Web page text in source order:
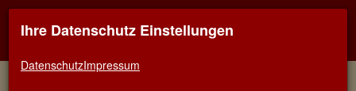
Ihre Datenschutz Einstellungen
DatenschutzImpressum